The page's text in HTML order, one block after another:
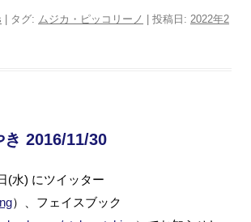
| タグ: ムジカ・ピッコリーノ | 投稿日: 2022年2
2016/11/30
(水) にツイッター
）、フェイスブック